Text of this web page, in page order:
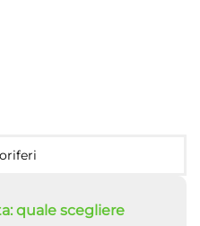
quale scegliere